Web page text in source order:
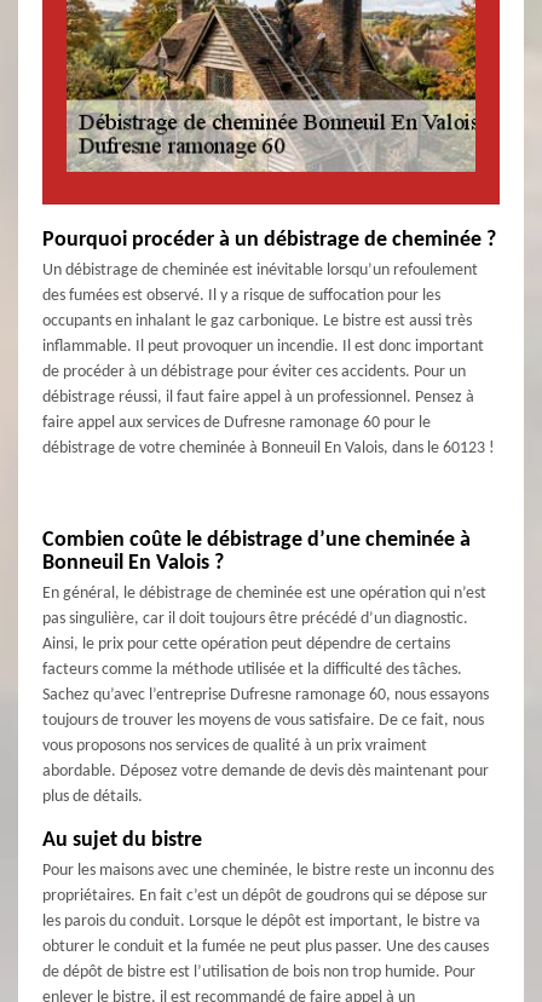
Pourquoi procéder à un débistrage de cheminée ?
Un débistrage de cheminée est inévitable lorsqu’un refoulement
des fumées est observé. Il y a risque de suffocation pour les
occupants en inhalant le gaz carbonique. Le bistre est aussi très
inflammable. Il peut provoquer un incendie. Il est donc important
de procéder à un débistrage pour éviter ces accidents. Pour un
débistrage réussi, il faut faire appel à un professionnel. Pensez à
faire appel aux services de Dufresne ramonage 60 pour le
débistrage de votre cheminée à Bonneuil En Valois, dans le 60123 !
Combien coûte le débistrage d’une cheminée à
Bonneuil En Valois ?
En général, le débistrage de cheminée est une opération qui n’est
pas singulière, car il doit toujours être précédé d’un diagnostic.
Ainsi, le prix pour cette opération peut dépendre de certains
facteurs comme la méthode utilisée et la difficulté des tâches.
Sachez qu’avec l’entreprise Dufresne ramonage 60, nous essayons
toujours de trouver les moyens de vous satisfaire. De ce fait, nous
vous proposons nos services de qualité à un prix vraiment
abordable. Déposez votre demande de devis dès maintenant pour
plus de détails.
Au sujet du bistre
Pour les maisons avec une cheminée, le bistre reste un inconnu des
propriétaires. En fait c’est un dépôt de goudrons qui se dépose sur
les parois du conduit. Lorsque le dépôt est important, le bistre va
obturer le conduit et la fumée ne peut plus passer. Une des causes
de dépôt de bistre est l’utilisation de bois non trop humide. Pour
enlever le bistre, il est recommandé de faire appel à un